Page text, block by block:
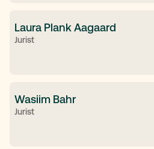
Laura Plank Aagaard
Jurist
Wasiim Bahr
Jurist